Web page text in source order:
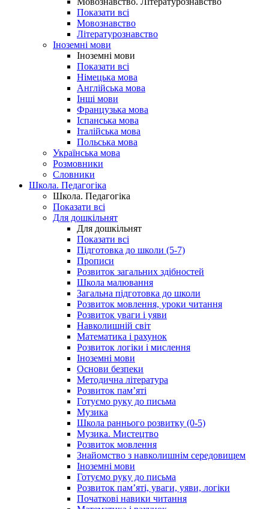
Показати всі
Мовознавство
Літературознавство
Іноземні мови
Іноземні мови
Показати всі
Німецька мова
Англійська мова
Інші мови
Французька мова
Іспанська мова
Італійська мова
Польська мова
Українська мова
Розмовники
Словники
Школа. Педагогіка
Школа. Педагогіка
Показати всі
Для дошкільнят
Для дошкільнят
Показати всі
Підготовка до школи (5-7)
Прописи
Розвиток загальних здібностей
Школа малювання
Загальна підготовка до школи
Розвиток мовлення, уроки читання
Розвиток уваги і уяви
Навколишній світ
Математика і рахунок
Розвиток логіки і мислення
Іноземні мови
Основи безпеки
Методична література
Розвиток пам’яті
Готуємо руку до письма
Музика
Школа раннього розвитку (0-5)
Музика. Мистецтво
Розвиток мовлення
Знайомство з навколишнім середовищем
Іноземні мови
Готуємо руку до письма
Розвиток пам’яті, уваги, уяви, логіки
Початкові навики читання